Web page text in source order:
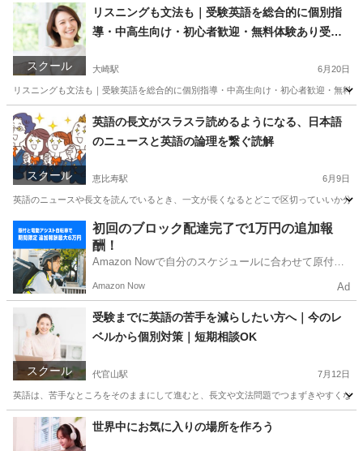
東京 千代田区 リーディング 大人
スクール
リスニングも文法も｜受験英語を総合的に個別指
導・中高生向け・初心者歓迎・無料体験あり受付
大崎駅 6月20日
リスニングも文法も｜受験英語を総合的に個別指導・中高生向け・初心者歓迎・無料
東京 品川区 大崎駅 家庭教師
スクール
英語の長文がスラスラ読めるようになる、日本語
のニュースと英語の論理を繋ぐ読解
恵比寿駅 6月9日
英語のニュースや長文を読んでいるとき、一文が長くなるとどこで区切っていいか分
恵比寿駅 リーディング 文章
初回のブロック配達完了で1万円の追加報
酬！
Amazon Nowで自分のスケジュールに合わせて原付や
う！
Amazon Now Ad
スクール
受験までに英語の苦手を減らしたい方へ｜今のレ
ベルから個別対策｜短期相談OK
代官山駅 7月12日
英語は、苦手なところをそのままにして進むと、長文や文法問題でつまずきやすくな
東京 世田谷区 代官山駅 塾
世界中にお気に入りの場所を作ろう